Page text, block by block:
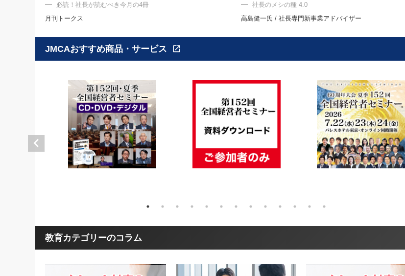
必読！社長が読むべき今月の4冊
月刊トークス
社長のメシの種 4.0
高島健一氏 / 社長専門新事業アドバイザー
JMCAおすすめ商品・サービス open_in_new
教育カテゴリーのコラム